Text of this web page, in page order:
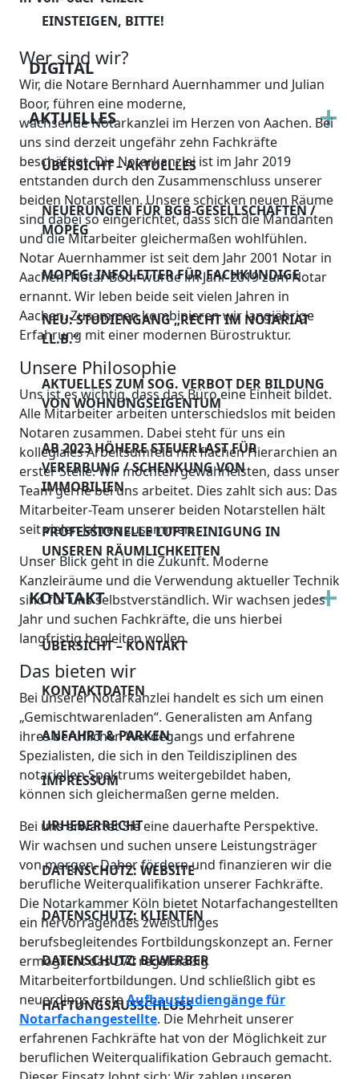
EINSTEIGEN, BITTE!
DIGITAL
AKTUELLES
ÜBERSICHT – AKTUELLES
NEUERUNGEN FÜR BGB-GESELLSCHAFTEN /
MOPEG
MOPEG: INFOLETTER FÜR FACHKUNDIGE
NEU: STUDIENGANG „RECHT IM NOTARIAT
LL.B.“
AKTUELLES ZUM SOG. VERBOT DER BILDUNG
VON WOHNUNGSEIGENTUM
AB 2023 HÖHERE STEUERLAST FÜR
VERERBUNG / SCHENKUNG VON
IMMOBILIEN
PROFESSIONELLE LUFTREINIGUNG IN
UNSEREN RÄUMLICHKEITEN
KONTAKT
ÜBERSICHT – KONTAKT
KONTAKTDATEN
ANFAHRT & PARKEN
IMPRESSUM
URHEBERRECHT
DATENSCHUTZ: WEBSITE
DATENSCHUTZ: KLIENTEN
DATENSCHUTZ: BEWERBER
HAFTUNGSAUSSCHLUSS
Wer sind wir?
Wir, die Notare Bernhard Auernhammer und Julian
Boor, führen eine moderne,
wachsende Notarkanzlei im Herzen von Aachen. Bei
uns sind derzeit ungefähr zehn Fachkräfte
beschäftigt. Die Notarkanzlei ist im Jahr 2019
entstanden durch den Zusammenschluss unserer
beiden Notarstellen. Unsere schicken neuen Räume
sind dabei so eingerichtet, dass sich die Mandanten
und die Mitarbeiter gleichermaßen wohlfühlen.
Notar Auernhammer ist seit dem Jahr 2001 Notar in
Aachen. Notar Boor wurde im Jahr 2019 zum Notar
ernannt. Wir leben beide seit vielen Jahren in
Aachen. Zusammen kombinieren wir langjährige
Erfahrung mit einer modernen Bürostruktur.
Unsere Philosophie
Uns ist es wichtig, dass das Büro eine Einheit bildet.
Alle Mitarbeiter arbeiten unterschiedslos mit beiden
Notaren zusammen. Dabei steht für uns ein
kollegiales Arbeitsumfeld mit flachen Hierarchien an
erster Stelle. Wir möchten gewährleisten, dass unser
Team gerne bei uns arbeitet. Dies zahlt sich aus: Das
Mitarbeiter-Team unserer beiden Notarstellen hält
seit vielen Jahren zusammen.
Unser Blick geht in die Zukunft. Moderne
Kanzleiräume und die Verwendung aktueller Technik
sind für uns selbstverständlich. Wir wachsen jedes
Jahr und suchen Fachkräfte, die uns hierbei
langfristig begleiten wollen.
Das bieten wir
Bei unserer Notarkanzlei handelt es sich um einen
„Gemischtwarenladen“. Generalisten am Anfang
ihres beruflichen Werdegangs und erfahrene
Spezialisten, die sich in den Teildisziplinen des
notariellen Spektrums weitergebildet haben,
können sich gleichermaßen gerne melden.
Bei uns erwartet Sie eine dauerhafte Perspektive.
Wir wachsen und suchen unsere Leistungsträger
von morgen. Daher fördern und finanzieren wir die
berufliche Weiterqualifikation unserer Fachkräfte.
Die Notarkammer Köln bietet Notarfachangestellten
ein hervorragendes zweistufiges
berufsbegleitendes Fortbildungskonzept an. Ferner
ermöglicht das DAI regelmäßig
Mitarbeiterfortbildungen. Und schließlich gibt es
neuerdings ersteAufbaustudiengänge für
Notarfachangestellte. Die Mehrheit unserer
erfahrenen Fachkräfte hat von der Möglichkeit zur
beruflichen Weiterqualifikation Gebrauch gemacht.